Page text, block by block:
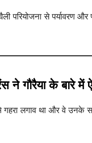
परियोजना से पर्यावरण और
ने गौरैया के बारे में
से गहरा लगाव था और वे